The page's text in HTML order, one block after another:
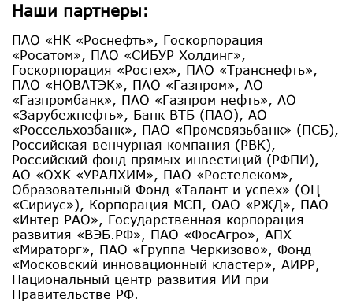
Наши партнеры:
ПАО «НК «Роснефть», Госкорпорация
«Росатом», ПАО «СИБУР Холдинг»,
Госкорпорация «Ростех», ПАО «Транснефть»,
ПАО «НОВАТЭК», ПАО «Газпром», АО
«Газпромбанк», ПАО «Газпром нефть», АО
«Зарубежнефть», Банк ВТБ (ПАО), АО
«Россельхозбанк», ПАО «Промсвязьбанк» (ПСБ),
Российская венчурная компания (РВК),
Российский фонд прямых инвестиций (РФПИ),
АО «ОХК «УРАЛХИМ», ПАО «Ростелеком»,
Образовательный Фонд «Талант и успех» (ОЦ
«Сириус»), Корпорация МСП, ОАО «РЖД», ПАО
«Интер РАО», Государственная корпорация
развития «ВЭБ.РФ», ПАО «ФосАгро», АПХ
«Мираторг», ПАО «Группа Черкизово», Фонд
«Московский инновационный кластер», АИРР,
Национальный центр развития ИИ при
Правительстве РФ.